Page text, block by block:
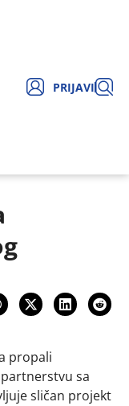
PRIJAVI
propali
sa
sličan projekt